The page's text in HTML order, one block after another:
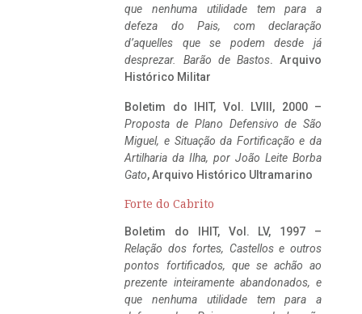
que nenhuma utilidade tem para a
defeza do Pais, com declaração
d’aquelles que se podem desde já
desprezar. Barão de Bastos. Arquivo
Histórico Militar
Boletim do IHIT, Vol. LVIII, 2000 –
Proposta de Plano Defensivo de São
Miguel, e Situação da Fortificação e da
Artilharia da Ilha, por João Leite Borba
Gato, Arquivo Histórico Ultramarino
Forte do Cabrito
Boletim do IHIT, Vol. LV, 1997 –
Relação dos fortes, Castellos e outros
pontos fortificados, que se achão ao
prezente inteiramente abandonados, e
que nenhuma utilidade tem para a